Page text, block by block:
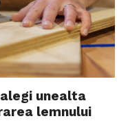
unealta
lemnului